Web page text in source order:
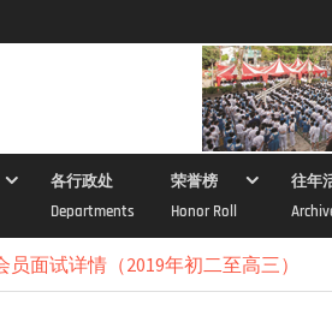
各行政处
Departments
荣誉榜
Honor Roll
往年
员面试详情（2019年初二至高三）